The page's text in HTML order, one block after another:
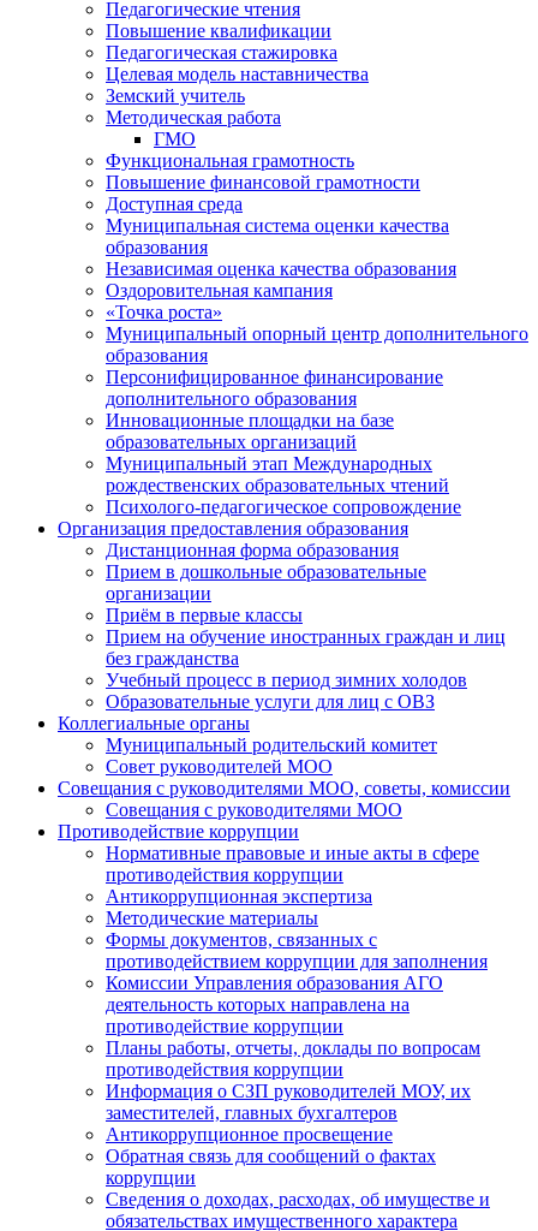
Педагогические чтения
Повышение квалификации
Педагогическая стажировка
Целевая модель наставничества
Земский учитель
Методическая работа
ГМО
Функциональная грамотность
Повышение финансовой грамотности
Доступная среда
Муниципальная система оценки качества
образования
Независимая оценка качества образования
Оздоровительная кампания
«Точка роста»
Муниципальный опорный центр дополнительного
образования
Персонифицированное финансирование
дополнительного образования
Инновационные площадки на базе
образовательных организаций
Муниципальный этап Международных
рождественских образовательных чтений
Психолого-педагогическое сопровождение
Организация предоставления образования
Дистанционная форма образования
Прием в дошкольные образовательные
организации
Приём в первые классы
Прием на обучение иностранных граждан и лиц
без гражданства
Учебный процесс в период зимних холодов
Образовательные услуги для лиц с ОВЗ
Коллегиальные органы
Муниципальный родительский комитет
Совет руководителей МОО
Совещания с руководителями МОО, советы, комиссии
Совещания с руководителями МОО
Противодействие коррупции
Нормативные правовые и иные акты в сфере
противодействия коррупции
Антикоррупционная экспертиза
Методические материалы
Формы документов, связанных с
противодействием коррупции для заполнения
Комиссии Управления образования АГО
деятельность которых направлена на
противодействие коррупции
Планы работы, отчеты, доклады по вопросам
противодействия коррупции
Информация о СЗП руководителей МОУ, их
заместителей, главных бухгалтеров
Антикоррупционное просвещение
Обратная связь для сообщений о фактах
коррупции
Сведения о доходах, расходах, об имуществе и
обязательствах имущественного характера